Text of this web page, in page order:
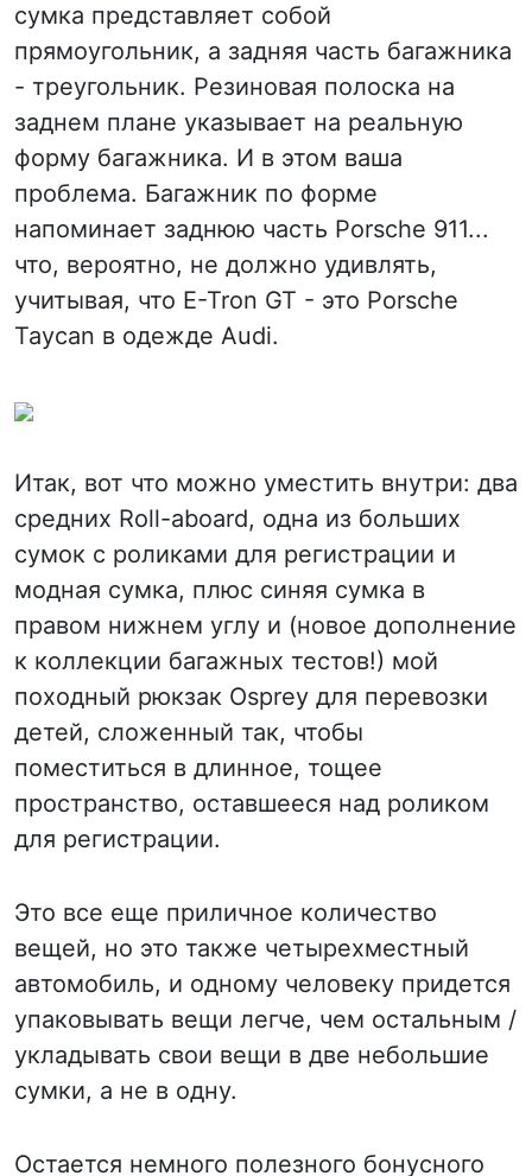
сумка представляет собой
прямоугольник, а задняя часть багажника
- треугольник. Резиновая полоска на
заднем плане указывает на реальную
форму багажника. И в этом ваша
проблема. Багажник по форме
напоминает заднюю часть Porsche 911...
что, вероятно, не должно удивлять,
учитывая, что E-Tron GT - это Porsche
Taycan в одежде Audi.
Итак, вот что можно уместить внутри: два
средних Roll-aboard, одна из больших
сумок с роликами для регистрации и
модная сумка, плюс синяя сумка в
правом нижнем углу и (новое дополнение
к коллекции багажных тестов!) мой
походный рюкзак Osprey для перевозки
детей, сложенный так, чтобы
поместиться в длинное, тощее
пространство, оставшееся над роликом
для регистрации.
Это все еще приличное количество
вещей, но это также четырехместный
автомобиль, и одному человеку придется
упаковывать вещи легче, чем остальным /
укладывать свои вещи в две небольшие
сумки, а не в одну.
Остается немного полезного бонусного